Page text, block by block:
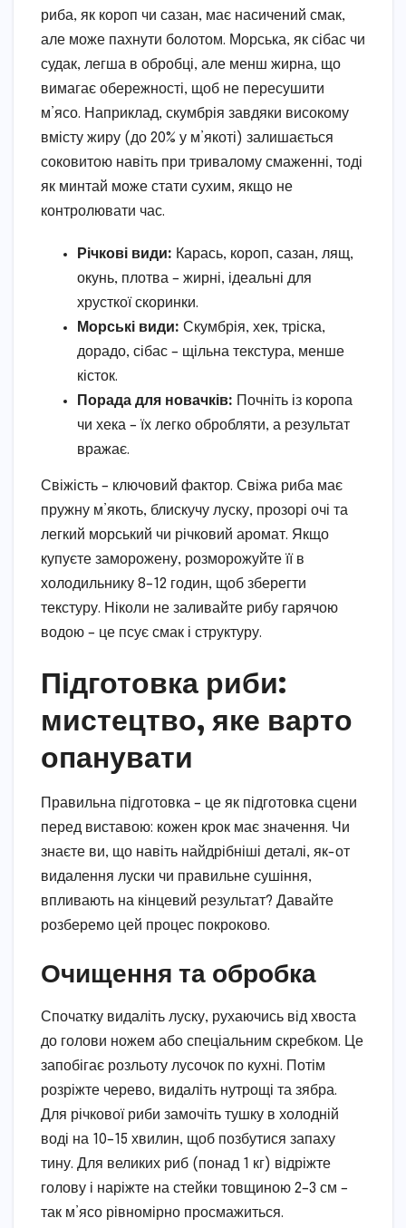
риба, як короп чи сазан, має насичений смак,
але може пахнути болотом. Морська, як сібас чи
судак, легша в обробці, але менш жирна, що
вимагає обережності, щоб не пересушити
м’ясо. Наприклад, скумбрія завдяки високому
вмісту жиру (до 20% у м’якоті) залишається
соковитою навіть при тривалому смаженні, тоді
як минтай може стати сухим, якщо не
контролювати час.
Річкові види: Карась, короп, сазан, лящ,
окунь, плотва – жирні, ідеальні для
хрусткої скоринки.
Морські види: Скумбрія, хек, тріска,
дорадо, сібас – щільна текстура, менше
кісток.
Порада для новачків: Почніть із коропа
чи хека – їх легко обробляти, а результат
вражає.
Свіжість – ключовий фактор. Свіжа риба має
пружну м’якоть, блискучу луску, прозорі очі та
легкий морський чи річковий аромат. Якщо
купуєте заморожену, розморожуйте її в
холодильнику 8–12 годин, щоб зберегти
текстуру. Ніколи не заливайте рибу гарячою
водою – це псує смак і структуру.
Підготовка риби:
мистецтво, яке варто
опанувати
Правильна підготовка – це як підготовка сцени
перед виставою: кожен крок має значення. Чи
знаєте ви, що навіть найдрібніші деталі, як-от
видалення луски чи правильне сушіння,
впливають на кінцевий результат? Давайте
розберемо цей процес покроково.
Очищення та обробка
Спочатку видаліть луску, рухаючись від хвоста
до голови ножем або спеціальним скребком. Це
запобігає розльоту лусочок по кухні. Потім
розріжте черево, видаліть нутрощі та зябра.
Для річкової риби замочіть тушку в холодній
воді на 10–15 хвилин, щоб позбутися запаху
тину. Для великих риб (понад 1 кг) відріжте
голову і наріжте на стейки товщиною 2–3 см –
так м’ясо рівномірно просмажиться.